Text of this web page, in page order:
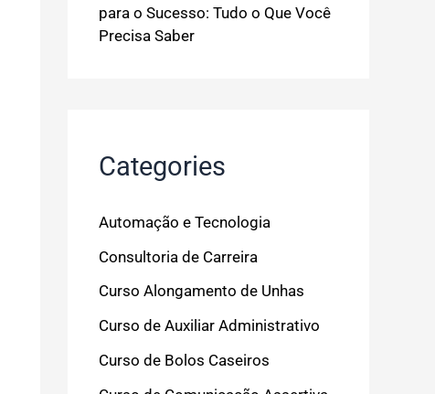
para o Sucesso: Tudo o Que Você
Precisa Saber
Categories
Automação e Tecnologia
Consultoria de Carreira
Curso Alongamento de Unhas
Curso de Auxiliar Administrativo
Curso de Bolos Caseiros